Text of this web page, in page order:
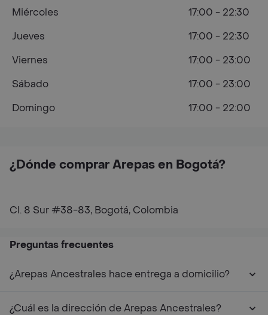
¿Dónde comprar Arepas en Bogotá?
Cl. 8 Sur #38-83, Bogotá, Colombia
Miércoles
17:00 - 22:30
Jueves
17:00 - 22:30
Viernes
17:00 - 23:00
Sábado
17:00 - 23:00
Domingo
17:00 - 22:00
Preguntas frecuentes
¿Arepas Ancestrales hace entrega a domicilio?
¿Cuál es la dirección de Arepas Ancestrales?